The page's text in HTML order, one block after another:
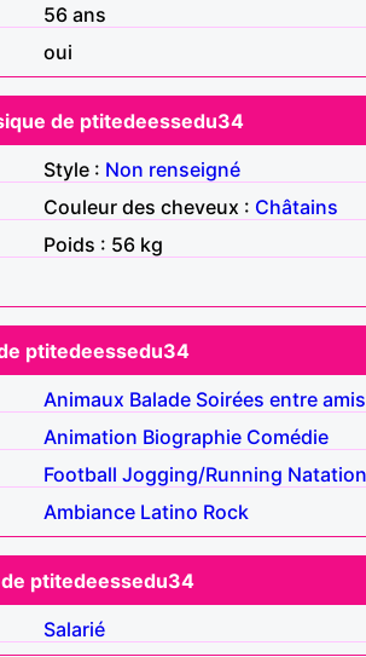
56 ans
oui
de ptitedeessedu34
Style : Non renseigné
Couleur des cheveux : Châtains
Poids : 56 kg
ptitedeessedu34
Animaux Balade Soirées entre amis
Animation Biographie Comédie
Football Jogging/Running Natation
Ambiance Latino Rock
ptitedeessedu34
Salarié